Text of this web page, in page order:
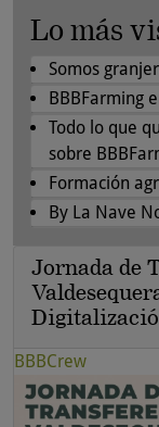
Lo más
Somos
BBBFarming
Todo lo que
sobre
Formación
By La Nave
Jornada de
BBBCrew